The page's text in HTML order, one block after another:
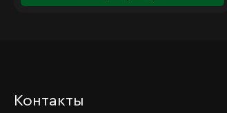
Контакты